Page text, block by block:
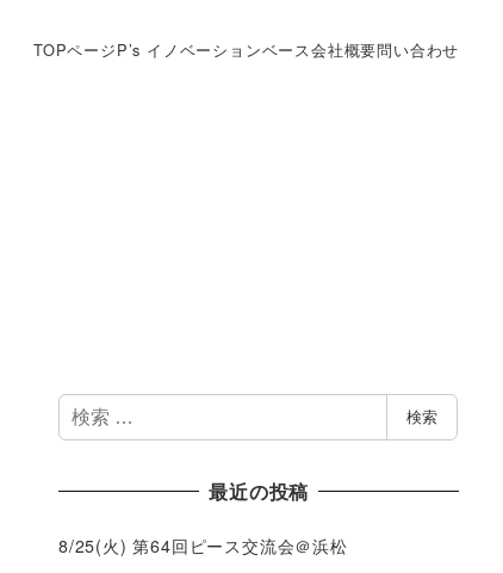
TOPページP’s イノベーションベース会社概要問い合わせ
検
索
検索
最近の投稿
8/25(火) 第64回ピース交流会＠浜松